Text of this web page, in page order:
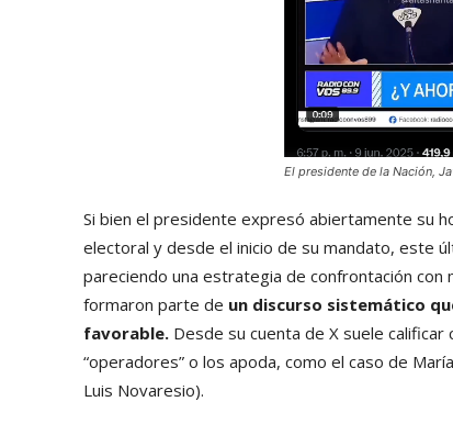
El presidente de la Nación,
Si bien el presidente expresó abiertamente su
electoral y desde el inicio de su mandato, este
pareciendo una estrategia de confrontación con
formaron parte de un discurso sistemático
favorable. Desde su cuenta de X suele
“operadores” o los apoda, como el caso de
Luis Novaresio).